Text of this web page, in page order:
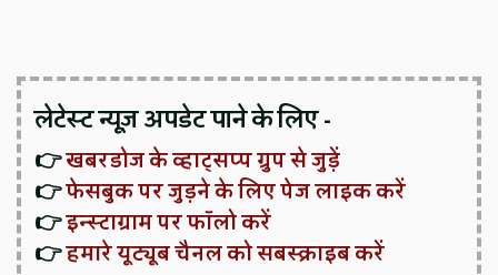
लेटेस्ट न्यूज़ अपडेट पाने के लिए -
👉खबरडोज के व्हाट्सप्प ग्रुप से जुड़ें
👉फेसबुक पर जुड़ने के लिए पेज लाइक करें
👉इन्स्टाग्राम पर फॉलो करें
👉हमारे यूट्यूब चैनल को सबस्क्राइब करें